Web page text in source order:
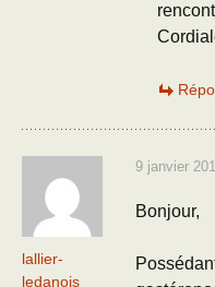
lallier-
ledanois
9 janvier
Bonjour,